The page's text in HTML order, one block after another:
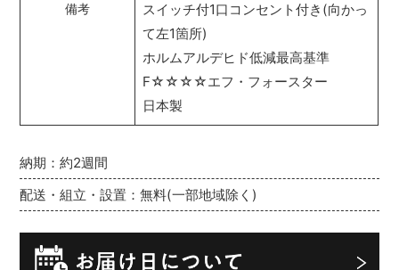
納期：約2週間
配送・組立・設置：無料(一部地域除く)
備考
スイッチ付1口コンセント付き(向かっ
て左1箇所)
ホルムアルデヒド低減最高基準
F☆☆☆☆エフ・フォースター
日本製